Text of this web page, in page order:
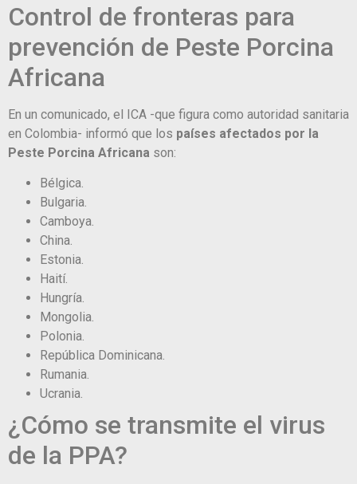
Control de fronteras para
prevención de Peste Porcina
Africana
En un comunicado, el ICA -que figura como autoridad sanitaria
en Colombia- informó que los países afectados por la
Peste Porcina Africana son:
Bélgica.
Bulgaria.
Camboya.
China.
Estonia.
Haití.
Hungría.
Mongolia.
Polonia.
República Dominicana.
Rumania.
Ucrania.
¿Cómo se transmite el virus
de la PPA?